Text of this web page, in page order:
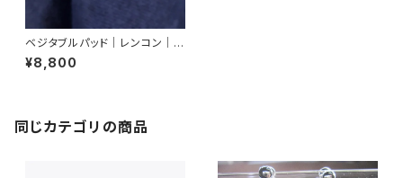
ベジタブルパッド｜レンコン｜キ
ーホルダー
¥8,800
同じカテゴリの商品